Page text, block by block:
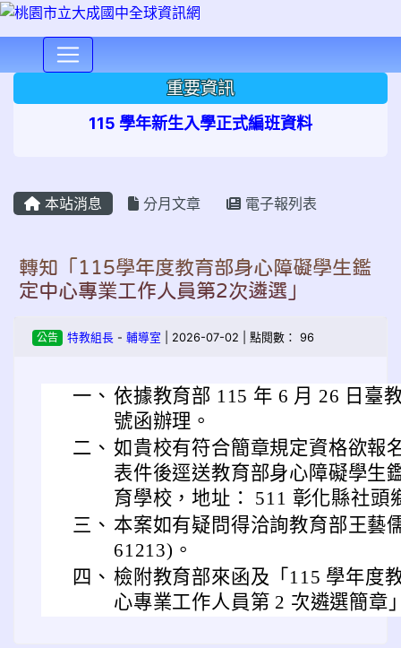
重要資訊
115 學年新生入學正式編班資料
本站消息 分月文章 電子報列表
轉知「115學年度教育部身心障礙學生鑑
定中心專業工作人員第2次遴選」
公告 特教組長- 輔導室 | 2026-07-02 | 點閱數： 96
一、 依據教育部 115 年 6 月 26 日臺
號函辦理。
二、 如貴校有符合簡章規定資格欲報
表件後逕送教育部身心障礙學生
育學校，地址： 511 彰化縣社頭
三、 本案如有疑問得洽詢教育部王藝
61213)。
四、 檢附教育部來函及「115 學年度
心專業工作人員第 2 次遴選簡章